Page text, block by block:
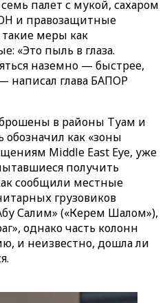
палет с мукой, сахаром
и правозащитные
меры как
«Это пыль в глаза.
наземно — быстрее,
написал глава БАПОР
в районы Туам и
как «зоны
Middle East Eye, уже
получить
сообщили местные
грузовиков
Салим» («Керем Шалом»),
однако часть колонн
и неизвестно, дошла ли